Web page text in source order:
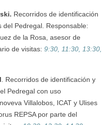
Recorridos de identificación
Pedregal. Responsable:
de la Rosa, asesor de
de visitas: 9:30, 11:30, 13:30,
. Recorridos de identificación y
Pedregal con uso
Villalobos, ICAT y Ulises
REPSA por parte del